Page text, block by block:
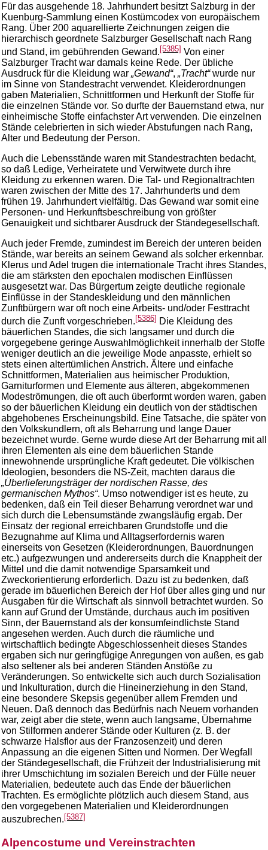
Für das ausgehende 18. Jahrhundert besitzt Salzburg in der
Kuenburg-Sammlung einen Kostümcodex von europäischem
Rang. Über 200 aquarellierte Zeichnungen zeigen die
hierarchisch geordnete Salzburger Gesellschaft nach Rang
und Stand, im gebührenden Gewand.[5385] Von einer
Salzburger Tracht war damals keine Rede. Der übliche
Ausdruck für die Kleidung war „Gewand“, „Tracht“wurde nur
im Sinne von Standestracht verwendet. Kleiderordnungen
gaben Materialien, Schnittformen und Herkunft der Stoffe für
die einzelnen Stände vor. So durfte der Bauernstand etwa, nur
einheimische Stoffe einfachster Art verwenden. Die einzelnen
Stände celebrierten in sich wieder Abstufungen nach Rang,
Alter und Bedeutung der Person.
Auch die Lebensstände waren mit Standestrachten bedacht,
so daß Ledige, Verheiratete und Verwitwete durch ihre
Kleidung zu erkennen waren. Die Tal- und Regionaltrachten
waren zwischen der Mitte des 17. Jahrhunderts und dem
frühen 19. Jahrhundert vielfältig. Das Gewand war somit eine
Personen- und Herkunftsbeschreibung von größter
Genauigkeit und sichtbarer Ausdruck der Ständegesellschaft.
Auch jeder Fremde, zumindest im Bereich der unteren beiden
Stände, war bereits an seinem Gewand als solcher erkennbar.
Klerus und Adel trugen die internationale Tracht ihres Standes,
die am stärksten den epochalen modischen Einflüssen
ausgesetzt war. Das Bürgertum zeigte deutliche regionale
Einflüsse in der Standeskleidung und den männlichen
Zunftbürgern war oft noch eine Arbeits- und/oder Festtracht
durch die Zunft vorgeschrieben. [5386] Die Kleidung des
bäuerlichen Standes, die sich langsamer und durch die
vorgegebene geringe Auswahlmöglichkeit innerhalb der Stoffe
weniger deutlich an die jeweilige Mode anpasste, erhielt so
stets einen altertümlichen Anstrich. Ältere und einfache
Schnittformen, Materialien aus heimischer Produktion,
Garniturformen und Elemente aus älteren, abgekommenen
Modeströmungen, die oft auch überformt worden waren, gaben
so der bäuerlichen Kleidung ein deutlich von der städtischen
abgehobenes Erscheinungsbild. Eine Tatsache, die später von
den Volkskundlern, oft als Beharrung und lange Dauer
bezeichnet wurde. Gerne wurde diese Art der Beharrung mit all
ihren Elementen als eine dem bäuerlichen Stande
innewohnende ursprüngliche Kraft gedeutet. Die völkischen
Ideologien, besonders die NS-Zeit, machten daraus die
„Überlieferungsträger der nordischen Rasse, des
germanischen Mythos“. Umso notwendiger ist es heute, zu
bedenken, daß ein Teil dieser Beharrung verordnet war und
sich durch die Lebensumstände zwangsläufig ergab. Der
Einsatz der regional erreichbaren Grundstoffe und die
Bezugnahme auf Klima und Alltagserfordernis waren
einerseits von Gesetzen (Kleiderordnungen, Bauordnungen
etc.) aufgezwungen und andererseits durch die Knappheit der
Mittel und die damit notwendige Sparsamkeit und
Zweckorientierung erforderlich. Dazu ist zu bedenken, daß
gerade im bäuerlichen Bereich der Hof über alles ging und nur
Ausgaben für die Wirtschaft als sinnvoll betrachtet wurden. So
kann auf Grund der Umstände, durchaus auch im positiven
Sinn, der Bauernstand als der konsumfeindlichste Stand
angesehen werden. Auch durch die räumliche und
wirtschaftlich bedingte Abgeschlossenheit dieses Standes
ergaben sich nur geringfügige Anregungen von außen, es gab
also seltener als bei anderen Ständen Anstöße zu
Veränderungen. So entwickelte sich auch durch Sozialisation
und Inkulturation, durch die Hineinerziehung in den Stand,
eine besondere Skepsis gegenüber allem Fremden und
Neuen. Daß dennoch das Bedürfnis nach Neuem vorhanden
war, zeigt aber die stete, wenn auch langsame, Übernahme
von Stilformen anderer Stände oder Kulturen (z. B. der
schwarze Halsflor aus der Franzosenzeit) und deren
Anpassung an die eigenen Sitten und Normen. Der Wegfall
der Ständegesellschaft, die Frühzeit der Industrialisierung mit
ihrer Umschichtung im sozialen Bereich und der Fülle neuer
Materialien, bedeutete auch das Ende der bäuerlichen
Trachten. Es ermöglichte plötzlich auch diesem Stand, aus
den vorgegebenen Materialien und Kleiderordnungen
auszubrechen.[5387]
Alpencostume und Vereinstrachten